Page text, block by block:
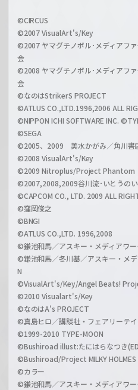
a
r
z
i
l
h
a
n
l
©CIRCUS
©2007 VisualArt's/Key
©2007 ヤマグチノボル･メディアフ
会
©2008 ヤマグチノボル･メディアフ
会
©なのはStrikerS PROJECT
©ATLUS CO.,LTD.1996,2006 ALL
©NIPPON ICHI SOFTWARE INC.
©SEGA
©2005、2009 美水かがみ／角川書
©2008 VisualArt's/Key
©2009 Nitroplus/Project Phantom
©2007,2008,2009谷川流･いとうの
©CAPCOM CO., LTD. 2009 ALL
©窪岡俊之
©BNGI
©ATLUS CO.,LTD. 1996,2008
©鎌池和馬／アスキー・メディアワー
©鎌池和馬／冬川基／アスキー・メデ
N
©VisualArt's/Key/Angel Beats!
©2010 Visualart's/Key
©なのはA's PROJECT
©真島ヒロ／講談社・フェアリーテ
©1999-2010 TYPE-MOON
©Bushiroad illust:たにはらなつき
©Bushiroad/Project MILKY HOLMES
©カラー
©鎌池和馬／アスキー・メディアワー